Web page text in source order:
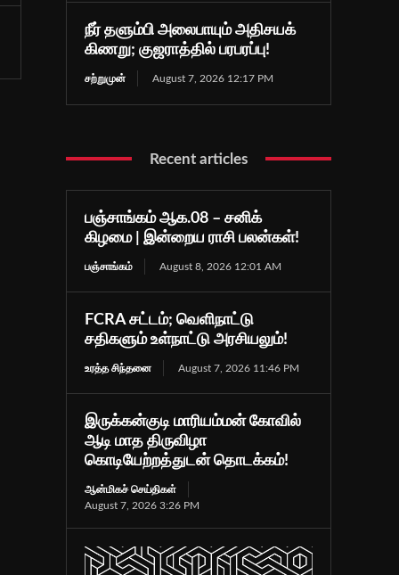
நீர் தளும்பி அலைபாயும் அதிசயக்
கிணறு; குஜராத்தில் பரபரப்பு!
சற்றுமுன் August 7, 2026 12:17 PM
Recent articles
பஞ்சாங்கம் ஆக.08 – சனிக்
கிழமை | இன்றைய ராசி பலன்கள்!
பஞ்சாங்கம் August 8, 2026 12:01 AM
FCRA சட்டம்; வெளிநாட்டு
சதிகளும் உள்நாட்டு அரசியலும்!
உரத்த சிந்தனை August 7, 2026 11:46 PM
இருக்கன்குடி மாரியம்மன் கோவில்
ஆடி மாத திருவிழா
கொடியேற்றத்துடன் தொடக்கம்!
ஆன்மிகச் செய்திகள்
August 7, 2026 3:26 PM